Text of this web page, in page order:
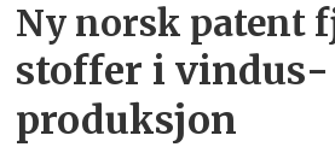
Ny norsk patent
stoffer i vindus­
produksjon